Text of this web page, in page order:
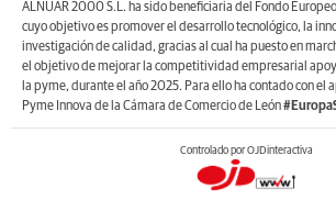
ALNUAR 2000 S.L. ha sido beneficiaria del Fondo
cuyo objetivo es promover el desarrollo tecnológico, la
investigación de calidad, gracias al cual ha puesto en
el objetivo de mejorar la competitividad empresarial
la pyme, durante el año 2025. Para ello ha contado con el
Pyme Innova de la Cámara de Comercio de León
Controlado por OJDinteractiva